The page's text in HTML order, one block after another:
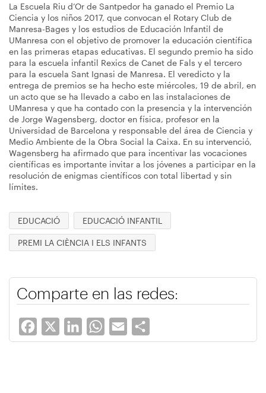
La Escuela Riu d’Or de Santpedor ha ganado el Premio La
Ciencia y los niños 2017, que convocan el Rotary Club de
Manresa-Bages y los estudios de Educación Infantil de
UManresa con el objetivo de promover la educación científica
en las primeras etapas educativas. El segundo premio ha sido
para la escuela infantil Rexics de Canet de Fals y el tercero
para la escuela Sant Ignasi de Manresa. El veredicto y la
entrega de premios se ha hecho este miércoles, 19 de abril, en
un acto que se ha llevado a cabo en las instalaciones de
UManresa y que ha contado con la presencia y la intervención
de Jorge Wagensberg, doctor en física, profesor en la
Universidad de Barcelona y responsable del área de Ciencia y
Medio Ambiente de la Obra Social la Caixa. En su intervenció,
Wagensberg ha afirmado que para incentivar las vocaciones
científicas es importante invitar a los jóvenes a participar en la
resolución de enigmas científicos con total libertad y sin
límites.
EDUCACIÓ EDUCACIÓ INFANTIL
PREMI LA CIÈNCIA I ELS INFANTS
Comparte en las redes:
Facebook LinkedInWhatsApp
Email